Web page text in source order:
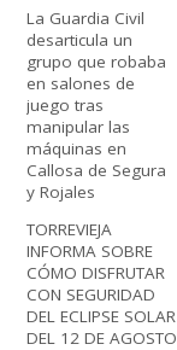
La Guardia Civil
desarticula un
grupo que robaba
en salones de
juego tras
manipular las
máquinas en
Callosa de Segura
y Rojales
TORREVIEJA
INFORMA SOBRE
CÓMO DISFRUTAR
CON SEGURIDAD
DEL ECLIPSE SOLAR
DEL 12 DE AGOSTO